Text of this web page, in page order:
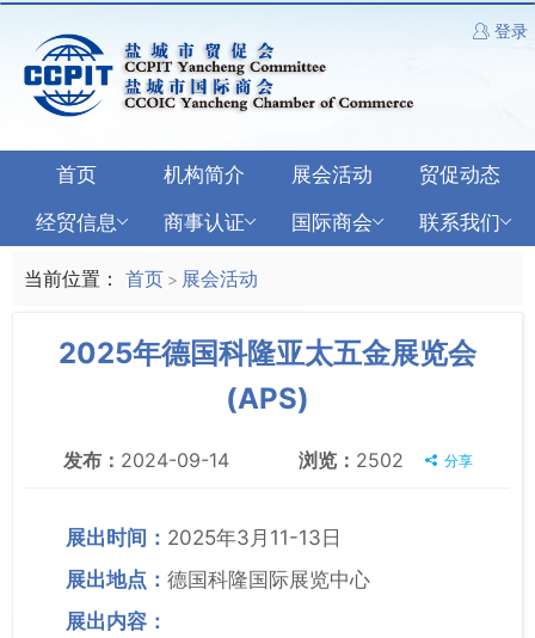
登录
首页 机构简介 展会活动
贸促动态
经贸信息
商事认证 国际商会 联系我们
当前位置： 首页 > 展会活动
2025年德国科隆亚太五金展览会
(APS)
发布： 2024-09-14 浏览： 2502 分享
展出时间： 2025年3月11-13日
展出地点： 德国科隆国际展览中心
展出内容：